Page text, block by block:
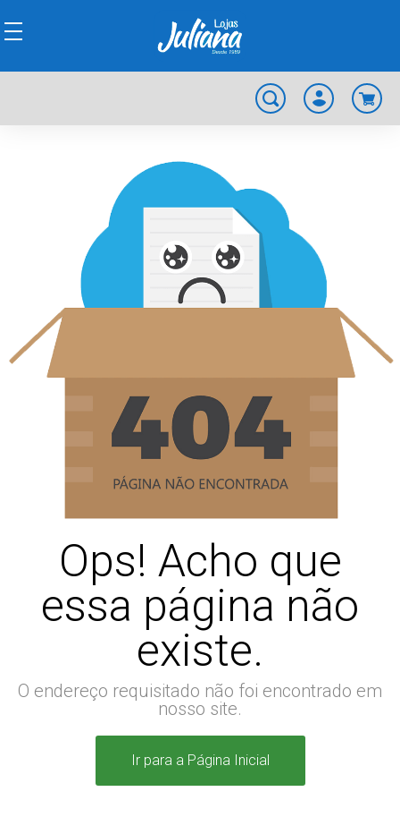
Ops! Acho que
essa página não
existe.
O endereço requisitado não foi encontrado em
nosso site.
Ir para a Página Inicial